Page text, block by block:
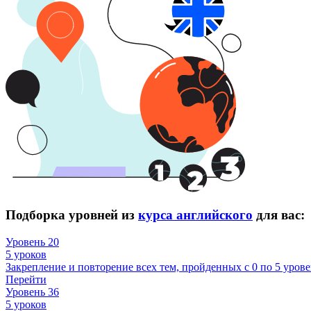
Подборка уровней из курса английского для вас:
Уровень 20
5 уроков
Закрепление и повторение всех тем, пройденных с 0 по 5
Перейти
Уровень 36
5 уроков